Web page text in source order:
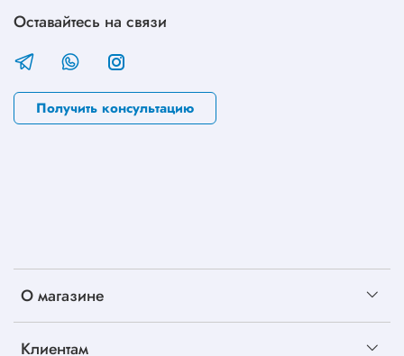
О магазине
Клиентам
Оставайтесь на связи
Получить консультацию